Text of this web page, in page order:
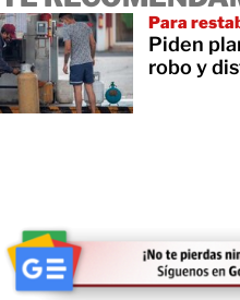
Para
Piden
robo y